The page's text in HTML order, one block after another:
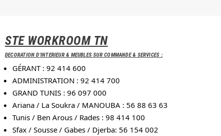
STE WORKROOM TN
DECORATION D'INTERIEUR & MEUBLES SUR COMMANDE & SERVICES :
GÉRANT : 92 414 600
ADMINISTRATION : 92 414 700
GRAND TUNIS : 96 097 000
Ariana / La Soukra / MANOUBA : 56 88 63 63
Tunis / Ben Arous / Rades : 98 414 100
Sfax / Sousse / Gabes / Djerba: 56 154 002